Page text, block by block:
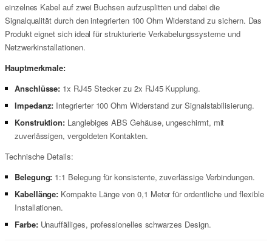
einzelnes Kabel auf zwei Buchsen aufzusplitten und dabei die
Signalqualität durch den integrierten 100 Ohm Widerstand zu sichern. Das
Produkt eignet sich ideal für strukturierte Verkabelungssysteme und
Netzwerkinstallationen.
Hauptmerkmale:
Anschlüsse: 1x RJ45 Stecker zu 2x RJ45 Kupplung.
Impedanz: Integrierter 100 Ohm Widerstand zur Signalstabilisierung.
Konstruktion: Langlebiges ABS Gehäuse, ungeschirmt, mit
zuverlässigen, vergoldeten Kontakten.
Technische Details:
Belegung: 1:1 Belegung für konsistente, zuverlässige Verbindungen.
Kabellänge: Kompakte Länge von 0,1 Meter für ordentliche und flexible
Installationen.
Farbe:Unauffälliges, professionelles schwarzes Design.